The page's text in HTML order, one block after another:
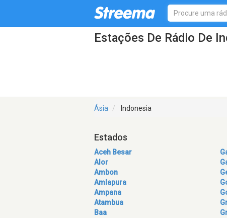
Estações De Rádio De
Ásia Indonesia
Estados
Aceh Besar
Alor
Ambon
Amlapura
Ampana
Atambua
Baa